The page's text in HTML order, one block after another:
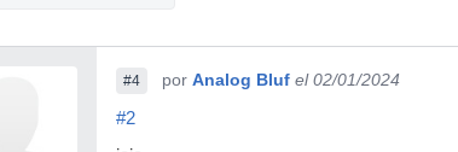
#4 por Analog Bluf el 02/01/2024
#2